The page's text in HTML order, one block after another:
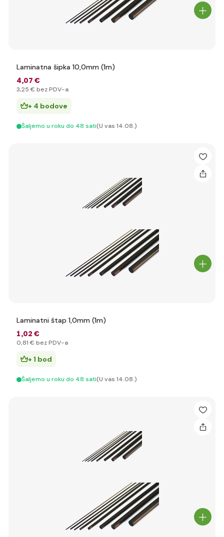
Laminatna šipka 10,0mm (1m)
4,07 €
3,25 € bez PDV-a
+ 4 bodove
Šaljemo u roku do 48 sati(U vas 14.08.)
Laminatni štap 1,0mm (1m)
1,02 €
0,81 € bez PDV-a
+ 1 bod
Šaljemo u roku do 48 sati(U vas 14.08.)